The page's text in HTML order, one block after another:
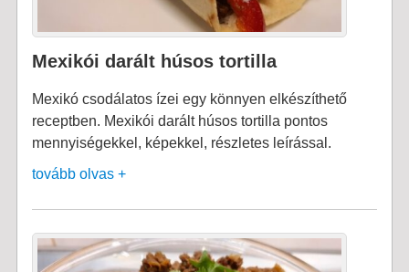
Mexikói darált húsos tortilla
Mexikó csodálatos ízei egy könnyen elkészíthető
receptben. Mexikói darált húsos tortilla pontos
mennyiségekkel, képekkel, részletes leírással.
tovább olvas +